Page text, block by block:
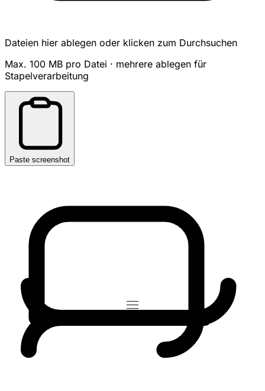
Dateien hier ablegen oder klicken zum Durchsuchen
Max. 100 MB pro Datei · mehrere ablegen für
Stapelverarbeitung
Paste screenshot